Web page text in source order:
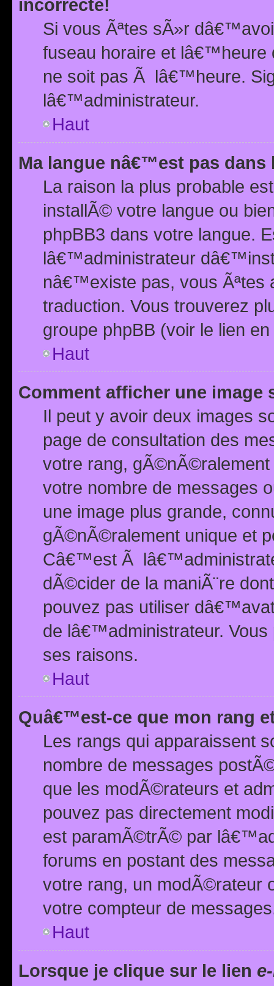
incorrecte!
Si vous Ãªtes sÃ»r
fuseau horaire et
ne soit pas Ã lâ€™heure.
lâ€™administrateur.
Haut
Ma langue nâ€™est pas dans
La raison la plus probable
installÃ© votre langue ou
phpBB3 dans votre langue.
lâ€™administrateur
nâ€™existe pas, vous Ãªtes
traduction. Vous trouverez
groupe phpBB (voir le lien
Haut
Comment afficher une image
Il peut y avoir deux images
page de consultation des
votre rang,
votre nombre de messages
une image plus grande,
gÃ©nÃ©ralement unique et
Câ€™est Ã
dÃ©cider de la maniÃ¨re
pouvez pas utiliser
de lâ€™administrateur.
ses raisons.
Haut
Quâ€™est-ce que mon rang
Les rangs qui apparaissent
nombre de messages
que les modÃ©rateurs et
pouvez pas directement
est paramÃ©trÃ© par
forums en postant des
votre rang, un modÃ©rateur
votre compteur de
Haut
Lorsque je clique sur le lien